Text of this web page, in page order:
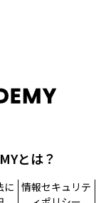
とは？
に 情報セキュリテ